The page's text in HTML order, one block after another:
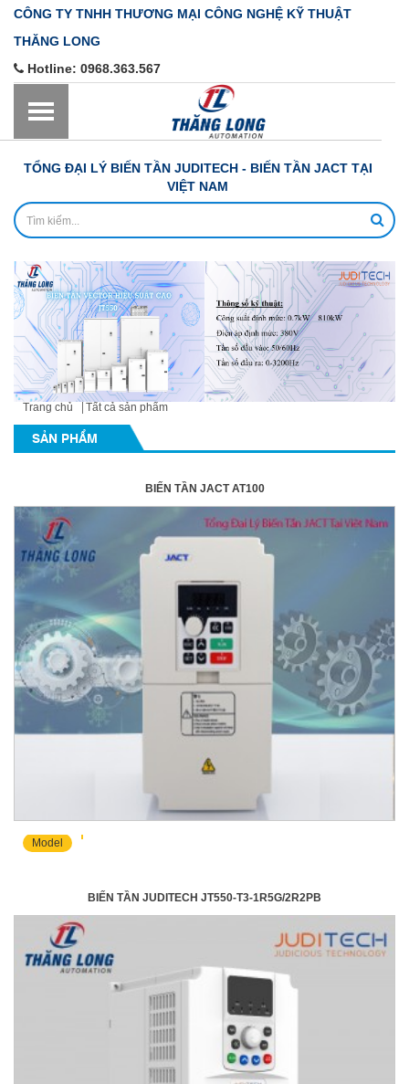
CÔNG TY TNHH THƯƠNG MẠI CÔNG NGHỆ KỸ THUẬT
THĂNG LONG
Hotline: 0968.363.567
TỔNG ĐẠI LÝ BIẾN TẦN JUDITECH - BIẾN TẦN JACT TẠI
VIỆT NAM
Trang chủ Tất cả sản phẩm
SẢN PHẨM
BIẾN TẦN JACT AT100
Model
BIẾN TẦN JUDITECH JT550-T3-1R5G/2R2PB